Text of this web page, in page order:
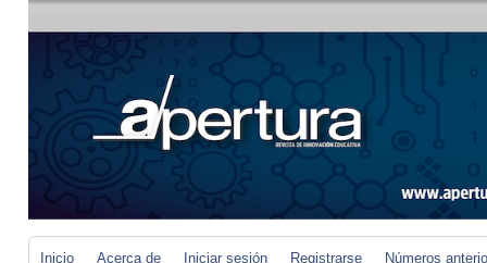
Inicio Acerca de Iniciar sesión Registrarse Números